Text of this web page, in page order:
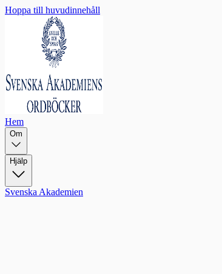
Hoppa till huvudinnehåll
Hem
Om
Hjälp
Svenska Akademien